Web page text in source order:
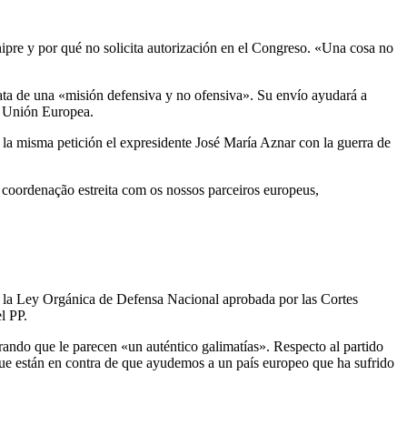
y por qué no solicita autorización en el Congreso. «Una cosa no
de una «misión defensiva y no ofensiva». Su envío ayudará a
Unión Europea.
misma petición el expresidente José María Aznar con la guerra de
estreita com os nossos parceiros europeus,
Ley Orgánica de Defensa Nacional aprobada por las Cortes
PP.
que le parecen «un auténtico galimatías». Respecto al partido
en contra de que ayudemos a un país europeo que ha sufrido